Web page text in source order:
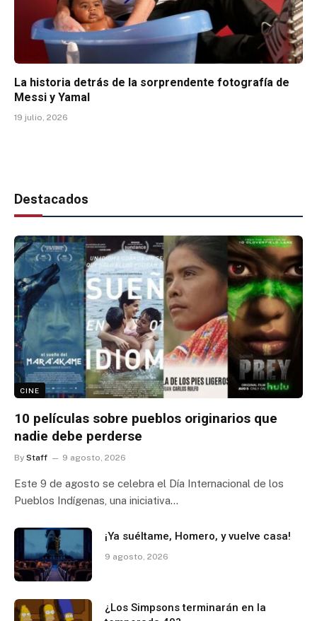
La historia detrás de la sorprendente fotografía de
Messi y Yamal
19 julio, 2026
Destacados
CINE
10 películas sobre pueblos originarios que
nadie debe perderse
By Staff 9 agosto, 2026
Este 9 de agosto se celebra el Día Internacional de los
Pueblos Indígenas, una iniciativa…
¡Ya suéltame, Homero, y vuelve casa!
9 agosto, 2026
¿Los Simpsons terminarán en la